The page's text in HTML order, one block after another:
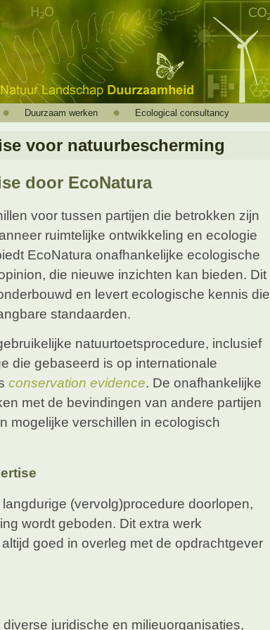
Duurzaam werken Ecological consultancy
voor natuurbescherming
door EcoNatura
voor tussen partijen die betrokken zijn
ruimtelijke ontwikkeling en ecologie
EcoNatura onafhankelijke ecologische
die nieuwe inzichten kan bieden. Dit
en levert ecologische kennis die
standaarden.
natuurtoetsprocedure, inclusief
die gebaseerd is op internationale
conservation evidence. De onafhankelijke
met de bevindingen van andere partijen
mogelijke verschillen in ecologisch
(vervolg)procedure doorlopen,
wordt geboden. Dit extra werk
goed in overleg met de opdrachtgever
juridische en milieuorganisaties,